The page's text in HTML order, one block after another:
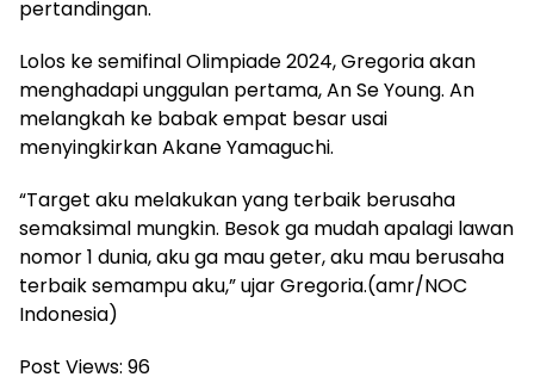
pertandingan.
Lolos ke semifinal Olimpiade 2024, Gregoria akan
menghadapi unggulan pertama, An Se Young. An
melangkah ke babak empat besar usai
menyingkirkan Akane Yamaguchi.
“Target aku melakukan yang terbaik berusaha
semaksimal mungkin. Besok ga mudah apalagi lawan
nomor 1 dunia, aku ga mau geter, aku mau berusaha
terbaik semampu aku,” ujar Gregoria.(amr/NOC
Indonesia)
Post Views: 96